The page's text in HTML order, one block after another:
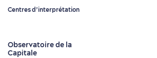
Centres d’interprétation
Observatoire de la
Capitale